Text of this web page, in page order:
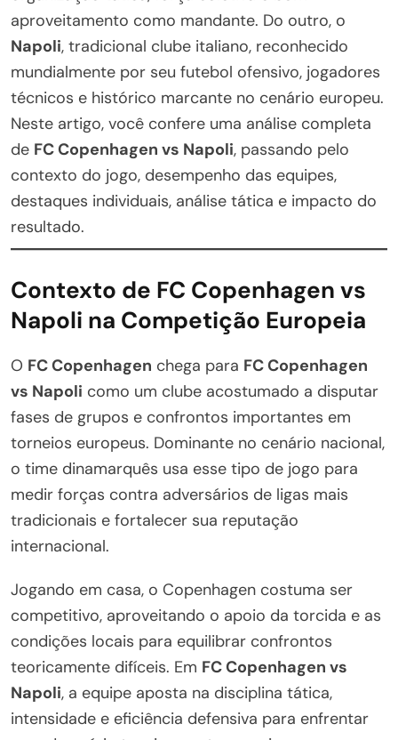
aproveitamento como mandante. Do outro, o
Napoli, tradicional clube italiano, reconhecido
mundialmente por seu futebol ofensivo, jogadores
técnicos e histórico marcante no cenário europeu.
Neste artigo, você confere uma análise completa
de FC Copenhagen vs Napoli, passando pelo
contexto do jogo, desempenho das equipes,
destaques individuais, análise tática e impacto do
resultado.
Contexto de FC Copenhagen vs
Napoli na Competição Europeia
O FC Copenhagen chega para FC Copenhagen
vs Napoli como um clube acostumado a disputar
fases de grupos e confrontos importantes em
torneios europeus. Dominante no cenário nacional,
o time dinamarquês usa esse tipo de jogo para
medir forças contra adversários de ligas mais
tradicionais e fortalecer sua reputação
internacional.
Jogando em casa, o Copenhagen costuma ser
competitivo, aproveitando o apoio da torcida e as
condições locais para equilibrar confrontos
teoricamente difíceis. Em FC Copenhagen vs
Napoli, a equipe aposta na disciplina tática,
intensidade e eficiência defensiva para enfrentar